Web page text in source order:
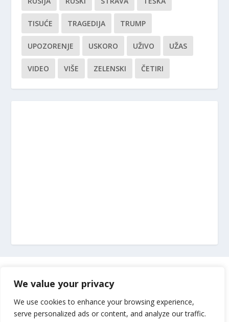
We value your privacy
We use cookies to enhance your browsing experience,
serve personalized ads or content, and analyze our traffic.
TISUĆE TRAGEDIJA TRUMP
UPOZORENJE USKORO UŽIVO UŽAS
VIDEO VIŠE ZELENSKI ČETIRI
Impressum